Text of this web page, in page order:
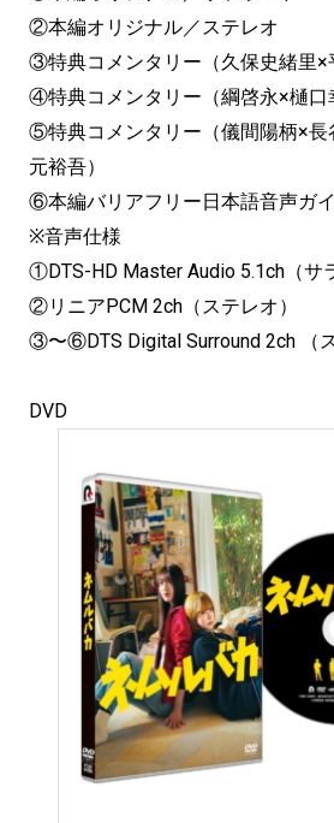
②本編オリジナル／ステレオ
③特典コメンタリー（久保史緒里×
④特典コメンタリー（綱啓永×樋口
⑤特典コメンタリー（儀間陽柄×長
元裕吾）
⑥本編バリアフリー日本語音声ガ
※音声仕様
①DTS-HD Master Audio 5.1ch（サ
②リニアPCM 2ch（ステレオ）
③〜⑥DTS Digital Surround 2ch （ス
DVD